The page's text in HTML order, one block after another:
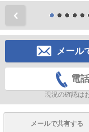
メール
電
現況の確認は
メールで共有する